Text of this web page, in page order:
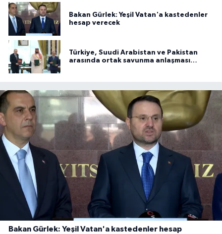
Bakan Gürlek: Yeşil Vatan'a kastedenler
hesap verecek
Türkiye, Suudi Arabistan ve Pakistan
arasında ortak savunma anlaşması
Bakan Gürlek: Yeşil Vatan'a kastedenler hesap